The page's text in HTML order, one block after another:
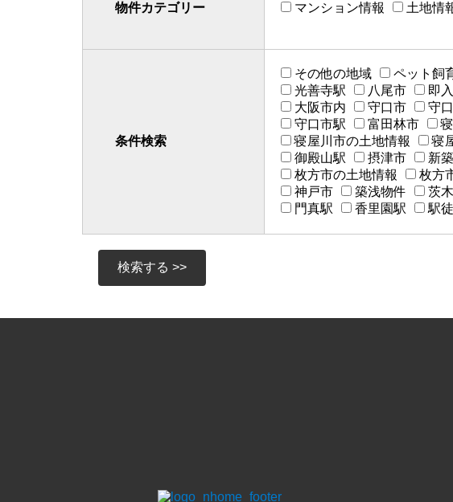
物件カテゴリー マンション情報 土地情
条件検索
その他の地域 ペット飼
光善寺駅
八尾市 即
大阪市内
守口市 守
守口市駅
富田林市 寝
寝屋川市の土地情報
寝
御殿山駅
摂津市 新
枚方市の土地情報
枚方
神戸市
築浅物件 茨
門真駅
香里園駅 駅